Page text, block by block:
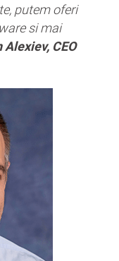
putem oferi
si mai
Alexiev, CEO